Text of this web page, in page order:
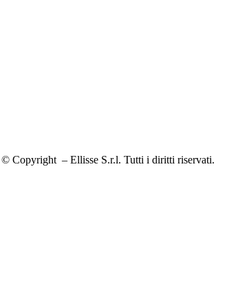
© Copyright– Ellisse S.r.l. Tutti i diritti riservati.